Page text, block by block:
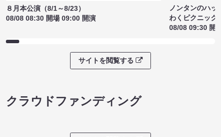
８月本公演（8/1～8/23）
08/08 08:30 開場 09:00 開演
ノンタンのハッ
わくピクニック
08/08 09:30 開
サイトを閲覧する
クラウドファンディング